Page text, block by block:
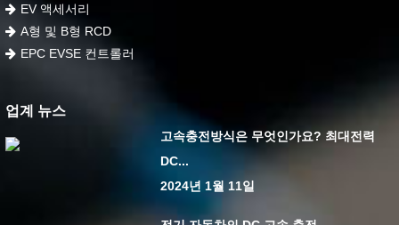
EV 액세서리
A형 및 B형 RCD
EPC EVSE 컨트롤러
업계 뉴스
고속충전방식은 무엇인가요? 최대전력
DC...
2024년 1월 11일